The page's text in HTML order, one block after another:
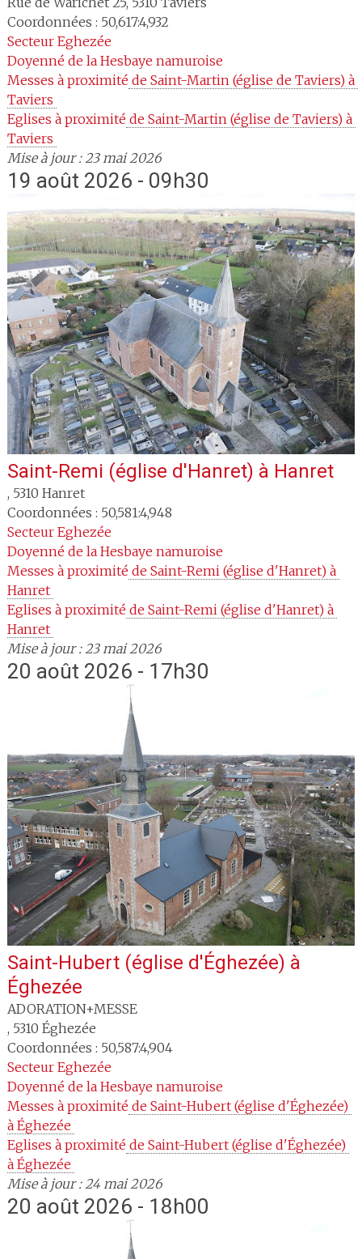
Coordonnées : 50,617:4,932
Secteur Eghezée
Doyenné de la Hesbaye namuroise
Messes à proximité de Saint-Martin (église de Taviers) à
Taviers
Eglises à proximité de Saint-Martin (église de Taviers) à
Taviers
Mise à jour : 23 mai 2026
19 août 2026 - 09h30
Saint-Remi (église d'Hanret) à Hanret
, 5310 Hanret
Coordonnées : 50,581:4,948
Secteur Eghezée
Doyenné de la Hesbaye namuroise
Messes à proximité de Saint-Remi (église d'Hanret) à
Hanret
Eglises à proximité de Saint-Remi (église d'Hanret) à
Hanret
Mise à jour : 23 mai 2026
20 août 2026 - 17h30
Saint-Hubert (église d'Éghezée) à
Éghezée
ADORATION+MESSE
, 5310 Éghezée
Coordonnées : 50,587:4,904
Secteur Eghezée
Doyenné de la Hesbaye namuroise
Messes à proximité de Saint-Hubert (église d'Éghezée)
à Éghezée
Eglises à proximité de Saint-Hubert (église d'Éghezée)
à Éghezée
Mise à jour : 24 mai 2026
20 août 2026 - 18h00